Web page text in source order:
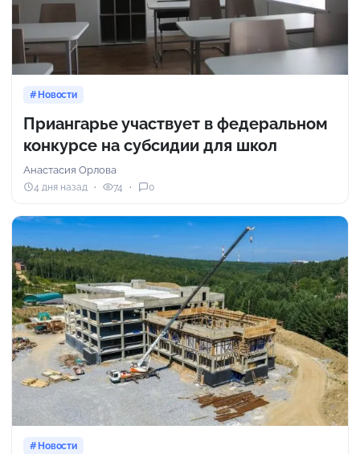
Новости
Приангарье участвует в федеральном
конкурсе на субсидии для школ
Анастасия Орлова
4 дня назад 74 0
Новости